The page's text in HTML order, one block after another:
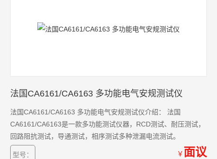
法国CA6161/CA6163 多功能电气安规测试仪
法国CA6161/CA6163 多功能电气安规测试仪介绍： 法国
CA6161/CA6163是一款多功能测试仪器，RCD测试、耐压测试，
回路阻抗测试，导通测试，相序测试多种泄漏电流测试。
型号： ￥ 面议